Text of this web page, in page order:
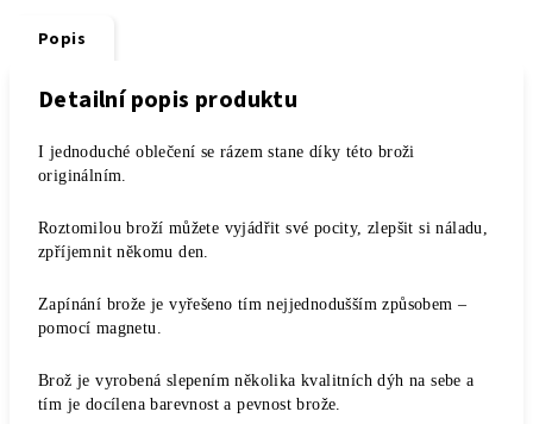
Popis
Detailní popis produktu
I jednoduché oblečení se rázem stane díky této broži
originálním.
Roztomilou broží můžete vyjádřit své pocity, zlepšit si náladu,
zpříjemnit někomu den.
Zapínání brože je vyřešeno tím nejjednodušším způsobem –
pomocí magnetu.
Brož je vyrobená slepením několika kvalitních dýh na sebe a
tím je docílena barevnost a pevnost brože.